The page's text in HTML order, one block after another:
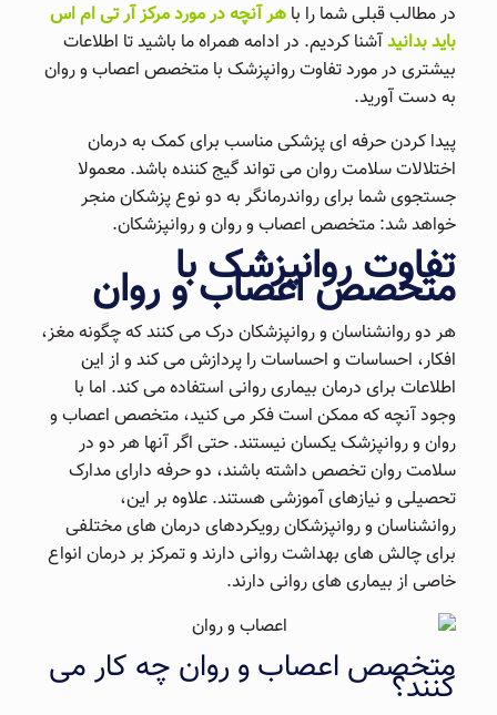
در مطالب قبلی شما را با هر آنچه در مورد مرکز آر تی ام اس
باید بدانیدآشنا کردیم. در ادامه همراه ما باشید تا اطلاعات
بیشتری در مورد تفاوت روانپزشک با متخصص اعصاب و روان
به دست آورید.
پیدا کردن حرفه ای پزشکی مناسب برای کمک به درمان
اختلالات سلامت روان می تواند گیج کننده باشد. معمولا
جستجوی شما برای رواندرمانگر به دو نوع پزشکان منجر
خواهد شد: متخصص اعصاب و روان و روانپزشکان.
تفاوت روانپزشک با
متخصص اعصاب و روان
هر دو روانشناسان و روانپزشکان درک می کنند که چگونه مغز،
افکار، احساسات و احساسات را پردازش می کند و از این
اطلاعات برای درمان بیماری روانی استفاده می کند. اما با
وجود آنچه که ممکن است فکر می کنید، متخصص اعصاب و
روان و روانپزشک یکسان نیستند. حتی اگر آنها هر دو در
سلامت روان تخصص داشته باشند، دو حرفه دارای مدارک
تحصیلی و نیازهای آموزشی هستند. علاوه بر این،
روانشناسان و روانپزشکان رویکردهای درمان های مختلفی
برای چالش های بهداشت روانی دارند و تمرکز بر درمان انواع
خاصی از بیماری های روانی دارند.
متخصص اعصاب و روان چه کار می
کنند؟